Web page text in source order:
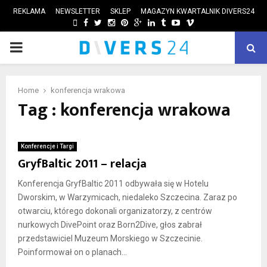
REKLAMA NEWSLETTER SKLEP MAGAZYN KWARTALNIK DIVERS24
FACEBOOK
TWITTER
INSTAGRAM
PINTEREST
GOOGLE
LINKEDIN
TUMBLRYOUTUBE
VIMEO
PRIMARY
Home konferencja wrakowa
Tag : konferencja wrakowa
Konferencje i Targi
GryfBaltic 2011 – relacja
Konferencja GryfBaltic 2011 odbywała się w Hotelu
Dworskim, w Warzymicach, niedaleko Szczecina. Zaraz po
otwarciu, którego dokonali organizatorzy, z centrów
nurkowych DivePoint oraz Born2Dive, głos zabrał
przedstawiciel Muzeum Morskiego w Szczecinie.
Poinformował on o planach...